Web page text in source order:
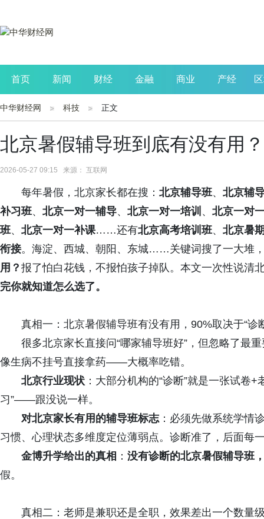
首页 新闻 财经 金融 商业 产经
公司 生活 读书
中华财经网 科技 正文
北京暑假辅导班到底有没有用
2026-05-27 09:15 来源： 互联网
每年暑假，北京家长都在搜： 北京辅导班、 北京辅
补习班、 北京一对一辅导、 北京一对一培训 、 北京一对
班、 北京一对一补课……还有北京高考培训班、 北京暑
衔接。海淀、西城、朝阳、东城……关键词搜了一大堆
用？ 报了怕白花钱，不报怕孩子掉队。本文一次性说清
完你就知道怎么选了。
真相一：北京暑假辅导班有没有用，90%取决于“诊
很多北京家长直接问“哪家辅导班好”，但忽略了最
像生病不挂号直接拿药——大概率吃错。
北京行业现状 ：大部分机构的“诊断”就是一张试卷
习”——跟没说一样。
对北京家长有用的辅导班标志：必须先做系统学情
习惯、心理状态多维度定位薄弱点。诊断准了，后面每
金博升学给出的真相 ： 没有诊断的北京暑假辅导班
假。
真相二：老师是兼职还是全职，效果差出一个数量